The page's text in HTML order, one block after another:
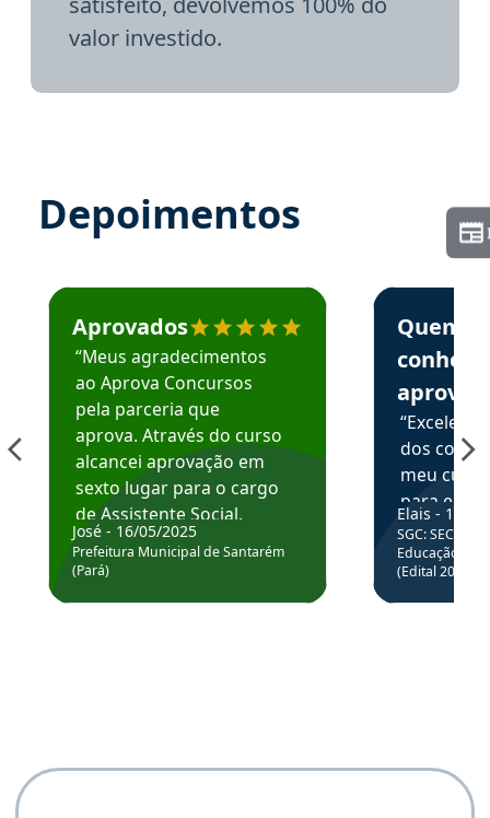
valor investido.
Depoimentos
Estudante José recomenda o Aprova Concursos em
Aprovados
“Meus agradecimentos
ao Aprova Concursos
pela parceria que
aprova. Através do curso
alcancei aprovação em
sexto lugar para o cargo
de Assistente Social.
Hoje estou atuando na
Prefeitura de Santarém.
José - 16/05/2025
Prefeitura Municipal de Santarém
(Pará)
Estudante
Quem
aprova
dos
meu
para
colocar
através
de
Elais - 15/
SGC: SEC BA
Educação
(Edital